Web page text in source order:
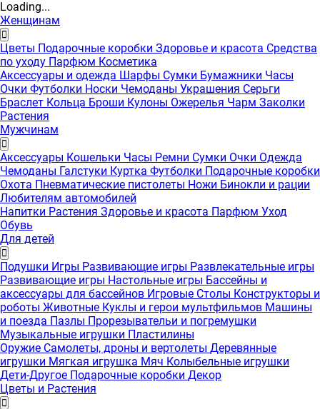
Loading...
Женщинам
Цветы Подарочные коробки Здоровье и красота Средства
по уходу Парфюм Косметика
Аксессуары и одежда Шарфы Сумки Бумажники Часы
Очки Футболки Носки Чемоданы Украшения Серьги
Браслет Кольца Броши Кулоны Ожерелья Чарм Заколки
Растения
Мужчинам
Аксессуары Кошельки Часы Ремни Сумки Очки Одежда
Чемоданы Галстуки Куртка Футболки Подарочные коробки
Охота Пневматические пистолеты Ножи Бинокли и рации
Любителям автомобилей
Напитки Растения Здоровье и красота Парфюм Уход
Обувь
Для детей
Подушки Игры Развивающие игры Развлекательные игры
Развивающие игры Настольные игры Бассейны и
аксессуары для бассейнов Игровые Столы Конструкторы и
роботы Животные Куклы и герои мультфильмов Машины
и поезда Пазлы Прорезывательи и погремушки
Музыкальные игрушки Пластилины
Оружие Самолеты, дроны и вертолеты Деревянные
игрушки Мягкая игрушка Мяч Колыбельные игрушки
Дети-Другое Подарочные коробки Декор
Цветы и Растения